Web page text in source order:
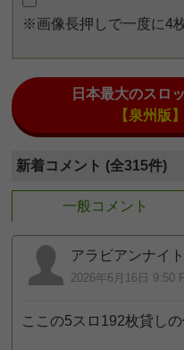
※画像長押しで一度に4
日本最大のスロ
【泉州版
新着コメント (全315件)
一般コメント
アラビアンナイト
2026年6月16日 9:50
ここの5スロ192枚貸し